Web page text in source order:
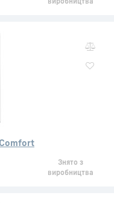
Знято з
виробництва